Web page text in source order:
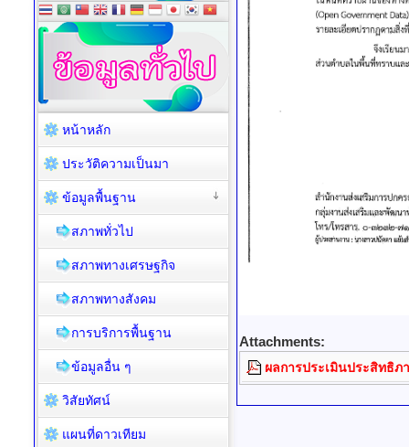
Attachments:
ผลการประเมินประสิทธิภ
หน้าหลัก
ประวัติความเป็นมา
ข้อมูลพื้นฐาน
สภาพทั่วไป
สภาพทางเศรษฐกิจ
สภาพทางสังคม
การบริการพื้นฐาน
ข้อมูลอื่น ๆ
วิสัยทัศน์
แผนที่ดาวเทียม